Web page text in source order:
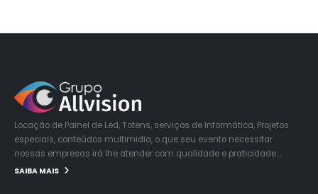
Locação de Painel de Led, Totens, serviços de Informática, Projetos
especiais, conteúdos multimidia, o que seu evento necessitar
nossas empresas irá lhe atender com qualidade e praticidade….
SAIBA MAIS